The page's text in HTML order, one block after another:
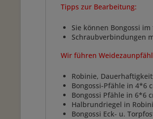
Tipps zur Bearbeitung:
Sie können Bongossi
Schraubverbindungen
Wir führen
Robinie,
Bongossi-Pfähle in 4*6
Bongossi Pfähle in 6*6
Halbrundriegel in
Bongossi Eck- u.